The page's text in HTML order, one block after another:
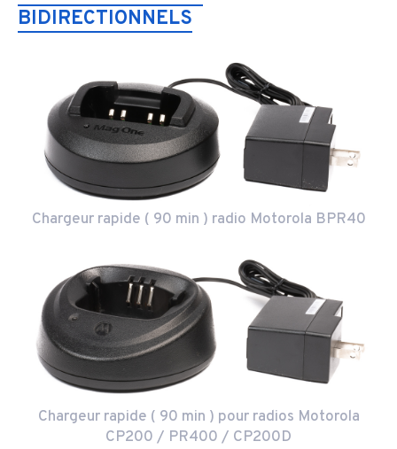
BIDIRECTIONNELS
Chargeur rapide ( 90 min ) radio Motorola BPR40
Chargeur rapide ( 90 min ) pour radios Motorola
CP200 / PR400 / CP200D